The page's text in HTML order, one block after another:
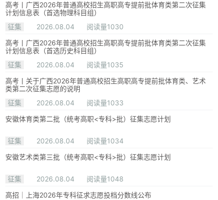
高考丨广西2026年普通高校招生高职高专提前批体育类第二次征集
计划信息表（首选物理科目组）
征集
2026.08.04
阅读量1030
高考丨广西2026年普通高校招生高职高专提前批体育类第二次征集
计划信息表（首选历史科目组）
征集
2026.08.04
阅读量1035
高考丨关于广西2026年普通高校招生高职高专提前批体育类、艺术
类第二次征集志愿的说明
征集
2026.08.04
阅读量1033
安徽体育类第二批（统考高职<专科>批）征集志愿计划
征集 2026.08.04
阅读量1034
安徽艺术类第三批（统考高职<专科>批）征集志愿计划
征集 2026.08.04
阅读量1048
高招｜上海2026年专科征求志愿投档分数线公布